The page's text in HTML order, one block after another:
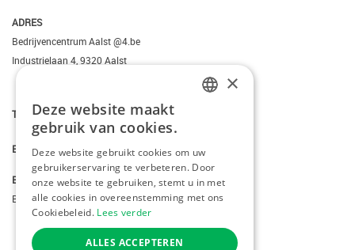
ADRES
Bedrijvencentrum Aalst @4.be
Industrielaan 4, 9320 Aalst
T. +3223095206
E. info@kiddotravel.be
BTW
BE 0685795740
ENGLISH
×
Deze website maakt
gebruik van cookies.
Deze website gebruikt cookies om uw
gebruikerservaring te verbeteren. Door
onze website te gebruiken, stemt u in met
alle cookies in overeenstemming met ons
Cookiebeleid. Lees verder
ALLES ACCEPTEREN